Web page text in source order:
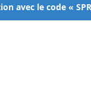
avec le code «